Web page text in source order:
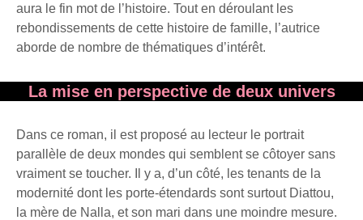
aura le fin mot de l’histoire. Tout en déroulant les
rebondissements de cette histoire de famille, l’autrice
aborde de nombre de thématiques d’intérêt.
La mise en perspective de deux univers
Dans ce roman, il est proposé au lecteur le portrait
parallèle de deux mondes qui semblent se côtoyer sans
vraiment se toucher. Il y a, d’un côté, les tenants de la
modernité dont les porte-étendards sont surtout Diattou,
la mère de Nalla, et son mari dans une moindre mesure.